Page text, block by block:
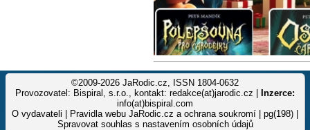
©2009-2026 JaRodic.cz, ISSN 1804-0632
Provozovatel: Bispiral, s.r.o., kontakt: redakce(at)jarodic.cz |
Inzerce:
info(at)bispiral.com
O vydavateli
Pravidla webu JaRodic.cz a ochrana soukromí | pg(198) |
Spravovat souhlas s nastavením osobních údajů